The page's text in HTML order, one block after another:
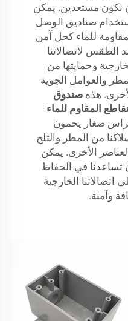
نكون مستعدين. يمكن
صناديق الوصل
للماء كحل آمن
الطقس لاتصالاتنا
وحمايتها من
والعوامل الجوية
هذه صندوق
المقاوم للماء
صغار يحمون
من المطر والثلج
الأخرى. يمكن
تساعدنا في الحفاظ
اتصالاتنا الخارجية
وآمنة.